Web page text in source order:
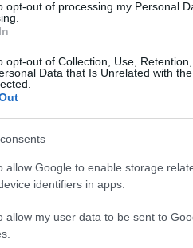
opt-out of processing my Personal
opt-out of Collection, Use,
Data that Is Unrelated with
allow Google to enable storage
identifiers in apps.
allow my user data to be sent to
ποστ του Ολυμπιακού,
την